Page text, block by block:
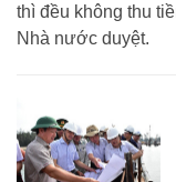
thì đều không thu
Nhà nước duyệt.